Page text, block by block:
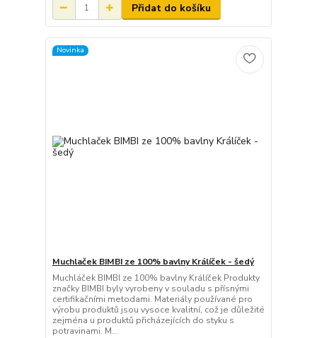
Přidat do košíku
Novinka
Muchlaček BIMBI ze 100% bavlny Králíček - šedý
Muchláček BIMBI ze 100% bavlny Králíček Produkty
značky BIMBI byly vyrobeny v souladu s přísnými
certifikačními metodami. Materiály používané pro
výrobu produktů jsou vysoce kvalitní, což je důležité
zejména u produktů přicházejících do styku s
potravinami. M...